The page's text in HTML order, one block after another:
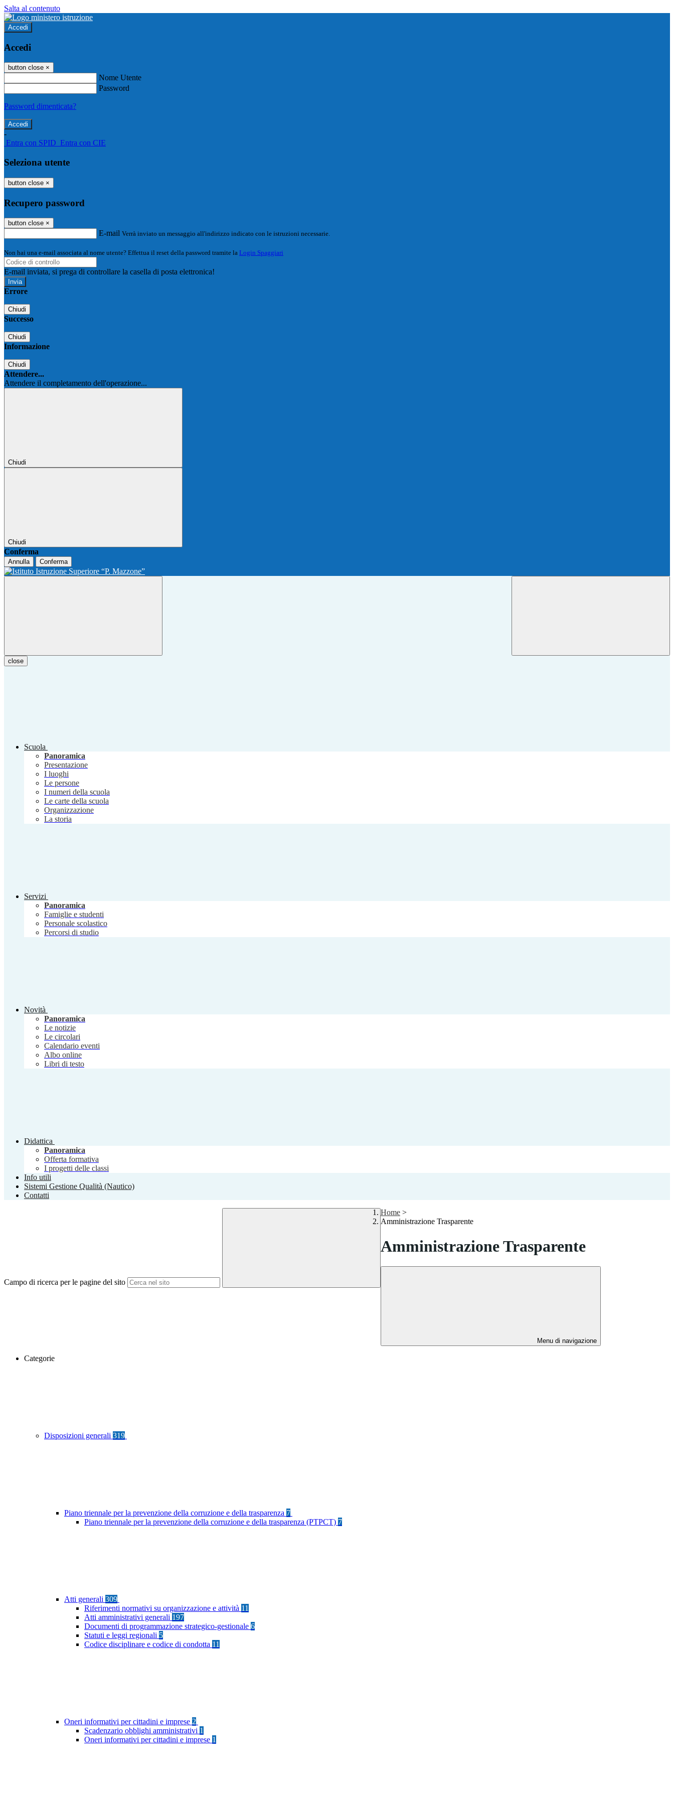
Salta al contenuto
Accedi
Accedi
button close ×
Nome Utente
Password
Password dimenticata?
-
Entra con SPID Entra con CIE
Seleziona utente
button close ×
Recupero password
button close ×
E-mail Verrà inviato un messaggio all'indirizzo indicato con le istruzioni necessarie.
Non hai una e-mail associata al nome utente? Effettua il reset della password tramite la Login Spaggiari
E-mail inviata, si prega di controllare la casella di posta elettronica!
Errore
Chiudi
Successo
Chiudi
Informazione
Chiudi
Attendere...
Attendere il completamento dell'operazione...
Chiudi
Chiudi
Conferma
Annulla Conferma
close
Scuola
Panoramica
Presentazione
I luoghi
Le persone
I numeri della scuola
Le carte della scuola
Organizzazione
La storia
Servizi
Panoramica
Famiglie e studenti
Personale scolastico
Percorsi di studio
Novità
Panoramica
Le notizie
Le circolari
Calendario eventi
Albo online
Libri di testo
Didattica
Panoramica
Offerta formativa
I progetti delle classi
Info utili
Sistemi Gestione Qualità (Nautico)
Contatti
Campo di ricerca per le pagine del sito
Home >
Amministrazione Trasparente
Amministrazione Trasparente
Menu di navigazione
Categorie
Disposizioni generali 319
Piano triennale per la prevenzione della corruzione e della trasparenza 7
Piano triennale per la prevenzione della corruzione e della trasparenza (PTPCT) 7
Atti generali 309
Riferimenti normativi su organizzazione e attività 11
Atti amministrativi generali 197
Documenti di programmazione strategico-gestionale 6
Statuti e leggi regionali 5
Codice disciplinare e codice di condotta 11
Oneri informativi per cittadini e imprese 2
Scadenzario obblighi amministrativi 1
Oneri informativi per cittadini e imprese 1